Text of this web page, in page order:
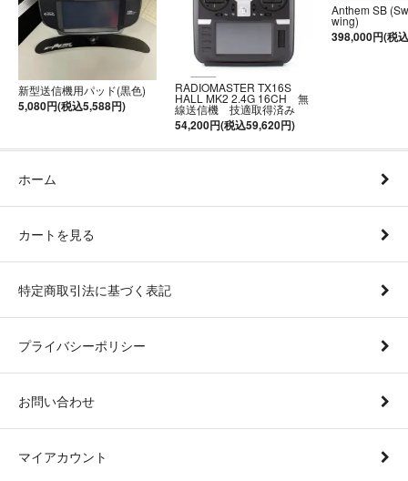
新型送信機用パッド(黒色)
5,080円(税込5,588円)
RADIOMASTER TX16S
HALL MK2 2.4G 16CH 無
線送信機 技適取得済み
54,200円(税込59,620円)
Anthem SB
wing)
398,000円(税
ホーム
カートを見る
特定商取引法に基づく表記
プライバシーポリシー
お問い合わせ
マイアカウント